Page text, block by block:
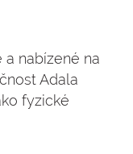
nabízené na
Adala
fyzické